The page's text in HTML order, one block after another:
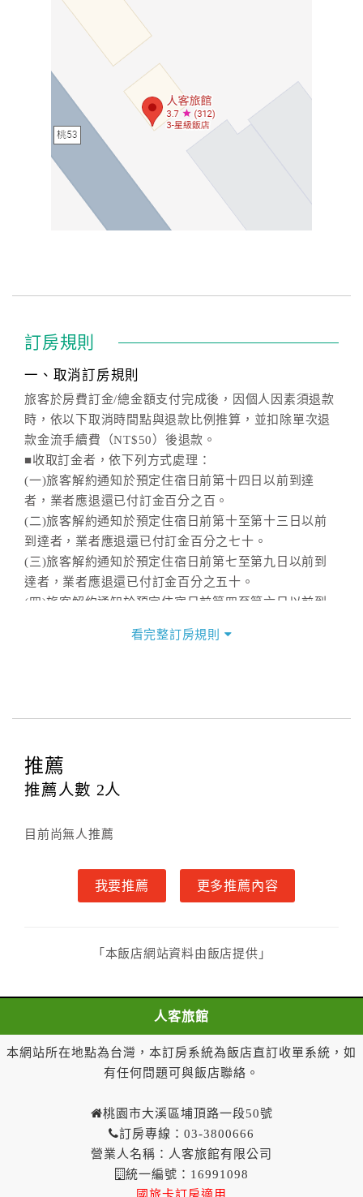
訂房規則
一、取消訂房規則
旅客於房費訂金/總金額支付完成後，因個人因素須退款
時，依以下取消時間點與退款比例推算，並扣除單次退
款金流手續費（NT$50）後退款。
■收取訂金者，依下列方式處理：
(一)旅客解約通知於預定住宿日前第十四日以前到達
者，業者應退還已付訂金百分之百。
(二)旅客解約通知於預定住宿日前第十至第十三日以前
到達者，業者應退還已付訂金百分之七十。
(三)旅客解約通知於預定住宿日前第七至第九日以前到
達者，業者應退還已付訂金百分之五十。
(四)旅客解約通知於預定住宿日前第四至第六日以前到
(五)旅客解約通知於預定住宿日前第二至第三日以前到
■預收約定房價總金額者，依下列方式之一處理：
依以下取消時間點與退款比例推算。
(九)旅客解約通知於預定住宿日前第一日至第二日到達
者，業者應退還預收約定房價總金額百分之五十。
知者，業者得不退還預收約定房價總金額。
本網頁交易經由四方通行旅行社開立【旅行社代收轉付
收據】，收據將於入住後7個工作天以平信寄出。透過線
繫，謝謝。
本網站提供簡單又安全的交易環境，在進行訂購前，需
請您先填寫個人資料。您的個人資料都僅供飯店使用，
除非事先取得同意，否則依法不會將資料提供給第三人
或移作其他目的使用。
看完整訂房規則
推薦
推薦人數 2人
目前尚無人推薦
我要推薦 更多推薦內容
「本飯店網站資料由飯店提供」
人客旅館
本網站所在地點為台灣，本訂房系統為飯店直訂收單系統，如
有任何問題可與飯店聯絡。
桃園市大溪區埔頂路一段50號
訂房專線：03-3800666
營業人名稱：人客旅館有限公司
統一編號：16991098